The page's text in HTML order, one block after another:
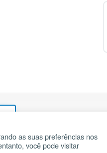
II Pedido de Oração
as suas preferências nos
você pode visitar